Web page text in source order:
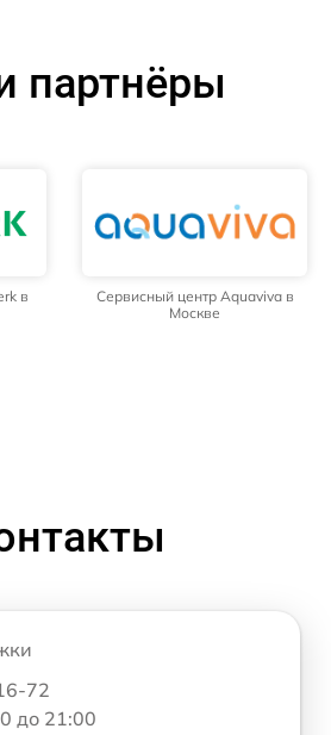
партнёры
в
Сервисный центр Aquaviva в
Москве
72
до 21:00